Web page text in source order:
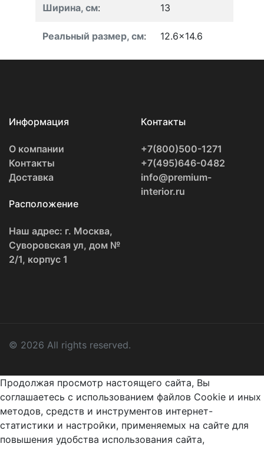
Ширина, см: 13
Реальный размер, см: 12.6x14.6
Информация
О компании
Контакты
Доставка
Контакты
+7(800)500-1271
+7(495)646-0482
info@premium-
interior.ru
Расположение
Наш адрес: г. Москва,
Суворовская ул, дом №
2/1, корпус 1
© 2026 All rights reserved.
Продолжая просмотр настоящего сайта, Вы
соглашаетесь с использованием файлов Cookie и иных
методов, средств и инструментов интернет-
статистики и настройки, применяемых на сайте для
повышения удобства использования сайта,